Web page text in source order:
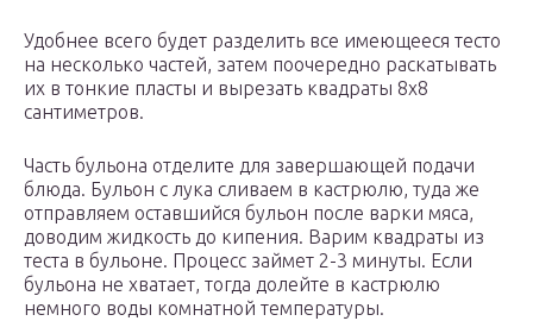
Удобнее всего будет разделить все имеющееся тесто
на несколько частей, затем поочередно раскатывать
их в тонкие пласты и вырезать квадраты 8х8
сантиметров.
Часть бульона отделите для завершающей подачи
блюда. Бульон с лука сливаем в кастрюлю, туда же
отправляем оставшийся бульон после варки мяса,
доводим жидкость до кипения. Варим квадраты из
теста в бульоне. Процесс займет 2-3 минуты. Если
бульона не хватает, тогда долейте в кастрюлю
немного воды комнатной температуры.